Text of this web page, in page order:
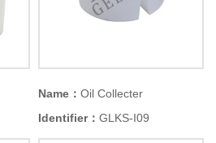
Name： Oil Collecter
Identifier： GLKS-I09